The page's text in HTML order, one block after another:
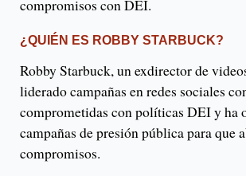
compromisos con DEI.
¿QUIÉN ES ROBBY STARBUCK?
Robby Starbuck, un exdirector de
liderado campañas en redes sociales
comprometidas con políticas DEI y ha
campañas de presión pública para que
compromisos.